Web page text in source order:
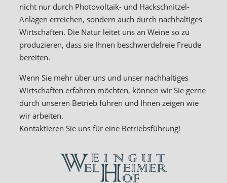
nicht nur durch Photovoltaik- und Hackschnitzel-
Anlagen erreichen, sondern auch durch nachhaltiges
Wirtschaften. Die Natur leitet uns an Weine so zu
produzieren, dass sie Ihnen beschwerdefreie Freude
bereiten.
Wenn Sie mehr über uns und unser nachhaltiges
Wirtschaften erfahren möchten, können wir Sie gerne
durch unseren Betrieb führen und Ihnen zeigen wie
wir arbeiten.
Kontaktieren Sie uns für eine Betriebsführung!